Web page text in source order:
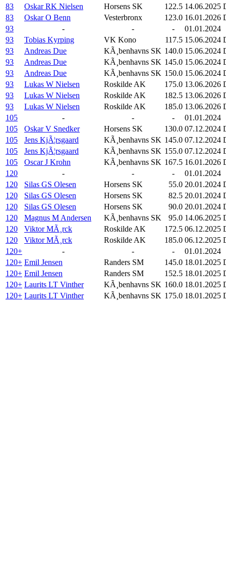
83
Oskar RK Nielsen Horsens SK 122.5 14.06.2025
83
Oskar O Benn Vesterbronx 123.0 16.01.2026
93
- - -
01.01.2024
93
Tobias Kyrping VK Kono 117.5 15.06.2024
93
Andreas Due KÃ¸benhavns SK 140.0 15.06.2024
93
Andreas Due KÃ¸benhavns SK 145.0 15.06.2024
93
Andreas Due KÃ¸benhavns SK 150.0 15.06.2024
93
Lukas W Nielsen Roskilde AK 175.0 13.06.2026
93
Lukas W Nielsen Roskilde AK 182.5 13.06.2026
93
Lukas W Nielsen Roskilde AK 185.0 13.06.2026
105
- - -
01.01.2024
105
Oskar V Snedker Horsens SK 130.0 07.12.2024
105
Jens KjÃ¦rsgaard KÃ¸benhavns SK 145.0 07.12.2024
105
Jens KjÃ¦rsgaard KÃ¸benhavns SK 155.0 07.12.2024
105
Oscar J Krohn KÃ¸benhavns SK 167.5 16.01.2026
120
- - -
01.01.2024
120
Silas GS Olesen Horsens SK 55.0 20.01.2024
120
Silas GS Olesen Horsens SK 82.5 20.01.2024
120
Silas GS Olesen Horsens SK 90.0 20.01.2024
120
Magnus M Andersen KÃ¸benhavns SK 95.0 14.06.2025
120
Viktor MÃ¸rck Roskilde AK 172.5 06.12.2025
120
Viktor MÃ¸rck Roskilde AK 185.0 06.12.2025
120+
- - -
01.01.2024
120+ Emil Jensen Randers SM 145.0 18.01.2025
120+ Emil Jensen Randers SM 152.5 18.01.2025
120+ Laurits LT Vinther KÃ¸benhavns SK 160.0 18.01.2025
120+ Laurits LT Vinther KÃ¸benhavns SK 175.0 18.01.2025